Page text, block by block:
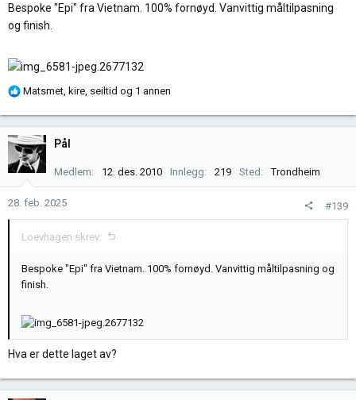
r
:
Bespoke "Epi" fra Vietnam. 100% fornøyd. Vanvittig måltilpasning
og finish.
R
k
s
j
n
e
r
Matsmet, kire, seiltid og 1 annen
Pål
Medlem 12. des. 2010 Innlegg 219 Sted Trondheim
28. feb. 2025 #139
Loevhagen skrev:
Bespoke "Epi" fra Vietnam. 100% fornøyd. Vanvittig måltilpasning og
finish.
Hva er dette laget av?